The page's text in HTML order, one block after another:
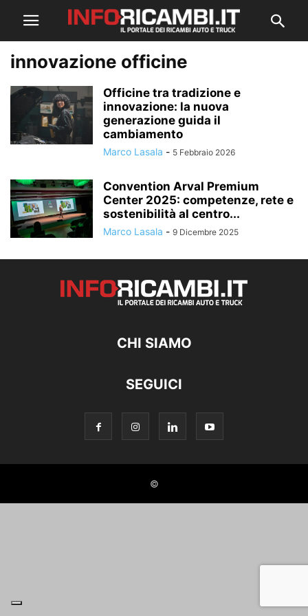
innovazione officine
Officine tra tradizione e
innovazione: la nuova
generazione guida il
cambiamento
Marco Lasala - 5 Febbraio 2026
Convention Arval Premium
Center 2025: competenze, rete e
sostenibilità al centro...
Marco Lasala - 9 Dicembre 2025
CHI SIAMO
SEGUICI
©